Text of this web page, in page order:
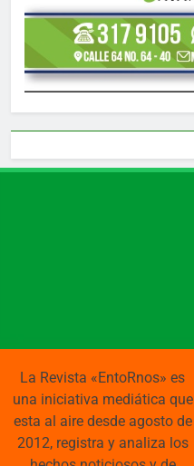
La Revista «EntoRnos» es
una iniciativa mediática que
esta al aire desde agosto de
2012, registra y analiza los